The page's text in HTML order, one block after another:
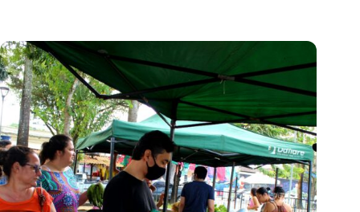
reune
representantes
de
associações
e
organizações